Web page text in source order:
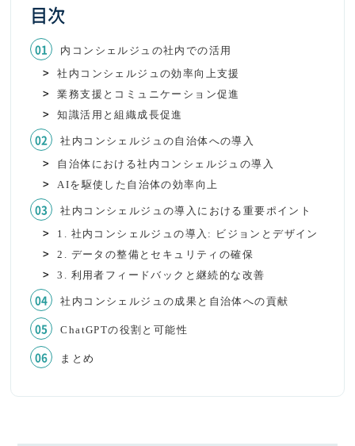
目次
内コンシェルジュの社内での活用
社内コンシェルジュの効率向上支援
業務支援とコミュニケーション促進
知識活用と組織成長促進
社内コンシェルジュの自治体への導入
自治体における社内コンシェルジュの導入
AIを駆使した自治体の効率向上
社内コンシェルジュの導入における重要ポイント
1. 社内コンシェルジュの導入: ビジョンとデザイン
2. データの整備とセキュリティの確保
3. 利用者フィードバックと継続的な改善
社内コンシェルジュの成果と自治体への貢献
ChatGPTの役割と可能性
まとめ